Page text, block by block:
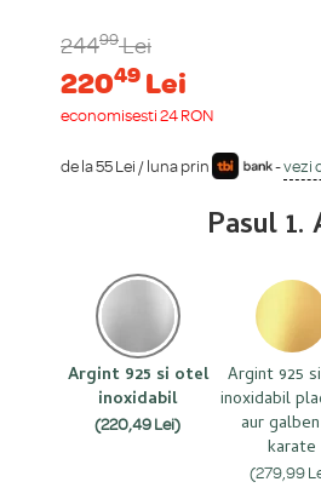
24499Lei
22049 Lei
economisești 24 RON
de la 55 Lei / luna prin -vezi
Pasul
Argint 925 si otel
inoxidabil
(220,49 Lei)
Argint 925
inoxidabil
aur
karate
(279,99